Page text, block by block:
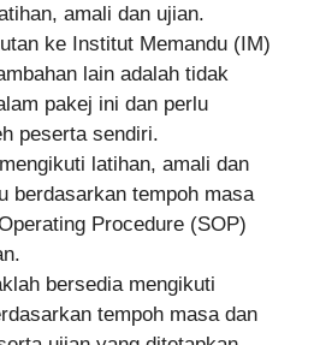
amali dan ujian.
ke Institut Memandu (IM)
lain adalah tidak
pakej ini dan perlu
peserta sendiri.
latihan, amali dan
berdasarkan tempoh masa
Procedure (SOP)
bersedia mengikuti
tempoh masa dan